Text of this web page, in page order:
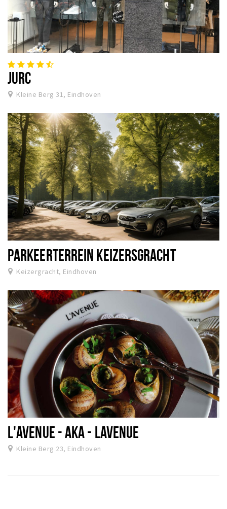
JURC
Kleine Berg 31, Eindhoven
PARKEERTERREIN KEIZERSGRACHT
Keizergracht, Eindhoven
L'AVENUE - AKA - LAVENUE
Kleine Berg 23, Eindhoven